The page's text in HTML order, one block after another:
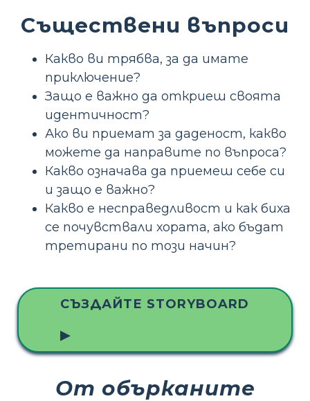
Съществени въпроси
Какво ви трябва, за да имате
приключение?
Защо е важно да откриеш своята
идентичност?
Ако ви приемат за даденост, какво
можете да направите по въпроса?
Какво означава да приемеш себе си
и защо е важно?
Какво е несправедливост и как биха
се почувствали хората, ако бъдат
третирани по този начин?
СЪЗДАЙТЕ STORYBOARD
▶
От обърканите